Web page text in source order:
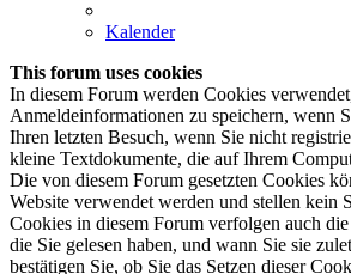
Kalender
This forum uses cookies
In diesem Forum werden Cookies
Anmeldeinformationen zu speichern, wenn
Ihren letzten Besuch, wenn Sie nicht
kleine Textdokumente, die auf Ihrem
Die von diesem Forum gesetzten Cookies
Website verwendet werden und stellen kein
Cookies in diesem Forum verfolgen auch
die Sie gelesen haben, und wann Sie sie
bestätigen Sie, ob Sie das Setzen dieser